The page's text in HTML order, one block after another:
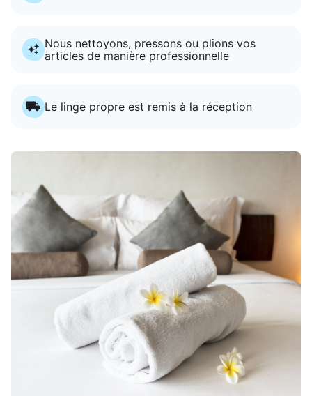
Nous nettoyons, pressons ou plions vos
articles de manière professionnelle
Le linge propre est remis à la réception